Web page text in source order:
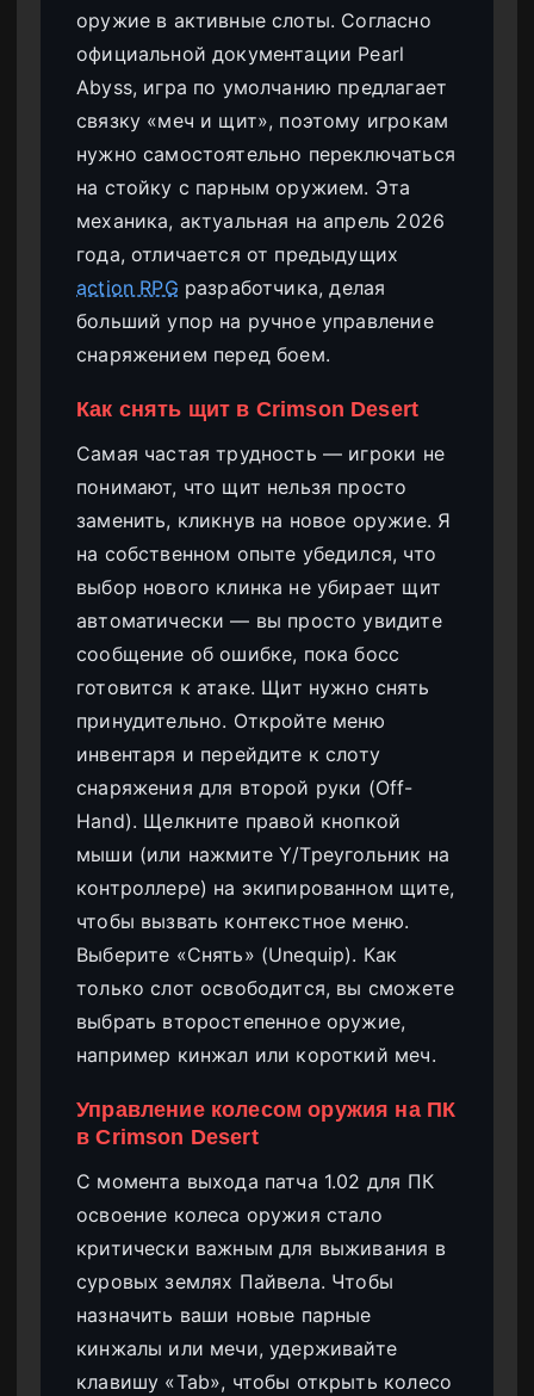
оружие в активные слоты. Согласно
официальной документации Pearl
Abyss, игра по умолчанию предлагает
связку «меч и щит», поэтому игрокам
нужно самостоятельно переключаться
на стойку с парным оружием. Эта
механика, актуальная на апрель 2026
года, отличается от предыдущих
action RPG разработчика, делая
больший упор на ручное управление
снаряжением перед боем.
Как снять щит в Crimson Desert
Самая частая трудность — игроки не
понимают, что щит нельзя просто
заменить, кликнув на новое оружие. Я
на собственном опыте убедился, что
выбор нового клинка не убирает щит
автоматически — вы просто увидите
сообщение об ошибке, пока босс
готовится к атаке. Щит нужно снять
принудительно. Откройте меню
инвентаря и перейдите к слоту
снаряжения для второй руки (Off-
Hand). Щелкните правой кнопкой
мыши (или нажмите Y/Треугольник на
контроллере) на экипированном щите,
чтобы вызвать контекстное меню.
Выберите «Снять» (Unequip). Как
только слот освободится, вы сможете
выбрать второстепенное оружие,
например кинжал или короткий меч.
Управление колесом оружия на ПК
в Crimson Desert
С момента выхода патча 1.02 для ПК
освоение колеса оружия стало
критически важным для выживания в
суровых землях Пайвела. Чтобы
назначить ваши новые парные
кинжалы или мечи, удерживайте
клавишу «Tab», чтобы открыть колесо